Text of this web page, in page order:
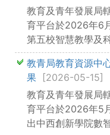
教育及青年發展局
育平台於2026年6
第五校智慧教學及
教青局教育資源中
果
[2026-05-15]
教育及青年發展局
育平台於2026年5
出中西創新學院數